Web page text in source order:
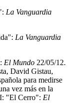
La Vanguardia
La Vanguardia
El Mundo 22/05/12.
David Gistau,
para medirse
vez más en la
"El Cerro": El